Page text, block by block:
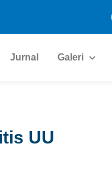
Jurnal Galeri
UU